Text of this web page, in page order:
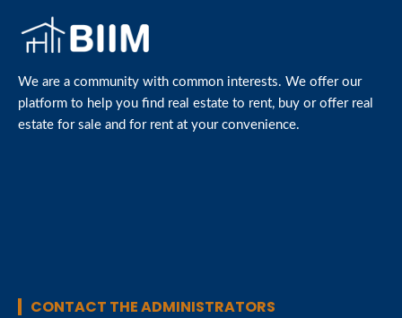
We are a community with common interests. We offer our
platform to help you find real estate to rent, buy or offer real
estate for sale and for rent at your convenience.
CONTACT THE ADMINISTRATORS